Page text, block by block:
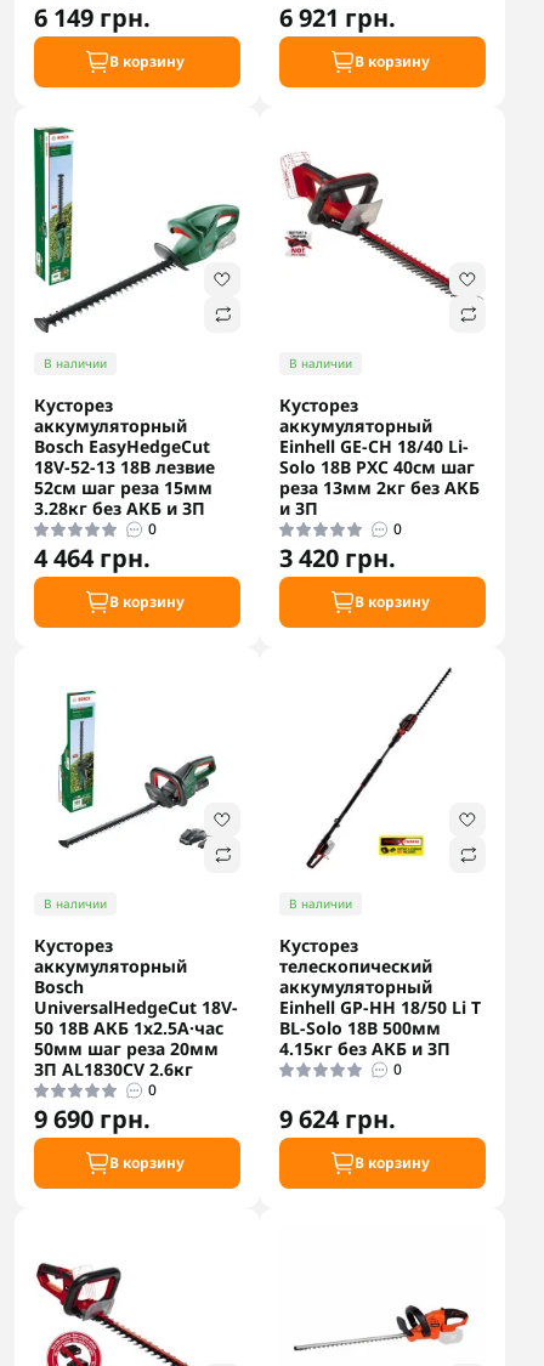
6 149 грн.
В корзину
6 921 грн.
В корзину
В наличии
Кусторез
аккумуляторный
Bosch EasyHedgeCut
18V-52-13 18В лезвие
52см шаг реза 15мм
3.28кг без АКБ и ЗП
0
4 464 грн.
В корзину
В наличии
Кусторез
аккумуляторный
Einhell GE-CH 18/40 Li-
Solo 18В PXC 40см шаг
реза 13мм 2кг без АКБ
и ЗП
0
3 420 грн.
В корзину
В наличии
Кусторез
аккумуляторный
Bosch
UniversalHedgeCut 18V-
50 18В АКБ 1х2.5А·час
50мм шаг реза 20мм
ЗП AL1830CV 2.6кг
0
9 690 грн.
В корзину
В наличии
Кусторез
телескопический
аккумуляторный
Einhell GP-HH 18/50 Li T
BL-Solo 18В 500мм
4.15кг без АКБ и ЗП
0
9 624 грн.
В корзину